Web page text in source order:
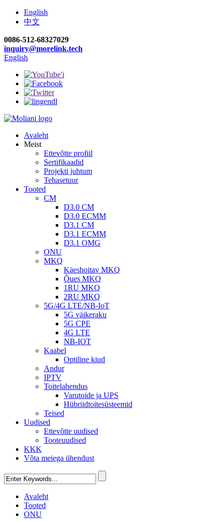
English
中文
0086-512-68327029
inquiry@morelink.tech
English
Avaleht
Meist
Ettevõtte profiil
Sertifikaadid
Projekti juhtum
Tehasetuur
Tooted
CM
D3.0 CM
D3.0 ECMM
D3.1 CM
D3.1 ECMM
D3.1 OMG
ONU
MKQ
Käeshoitav MKQ
Õues MKQ
1RU MKQ
2RU MKQ
5G/4G LTE/NB-IoT
5G väikeraku
5G CPE
4G LTE
NB-IOT
Kaabel
Optiline kiud
Andur
IPTV
Toitelahendus
Varutoide ja UPS
Hübriidtoitesüsteemid
Teised
Uudised
Ettevõtte uudised
Tooteuudised
KKK
Võta meiega ühendust
Avaleht
Tooted
ONU